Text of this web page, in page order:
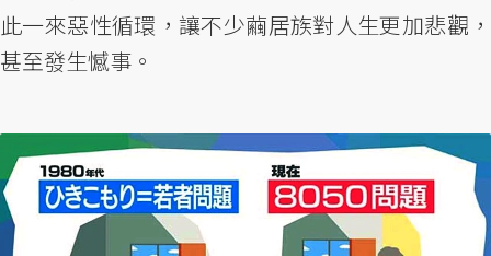
此一來惡性循環，讓不少繭居族對人生更加悲觀，
甚至發生憾事。